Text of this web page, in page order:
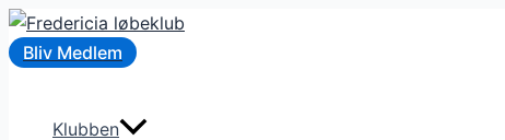
Gå
til Bliv Medlem
Klubben